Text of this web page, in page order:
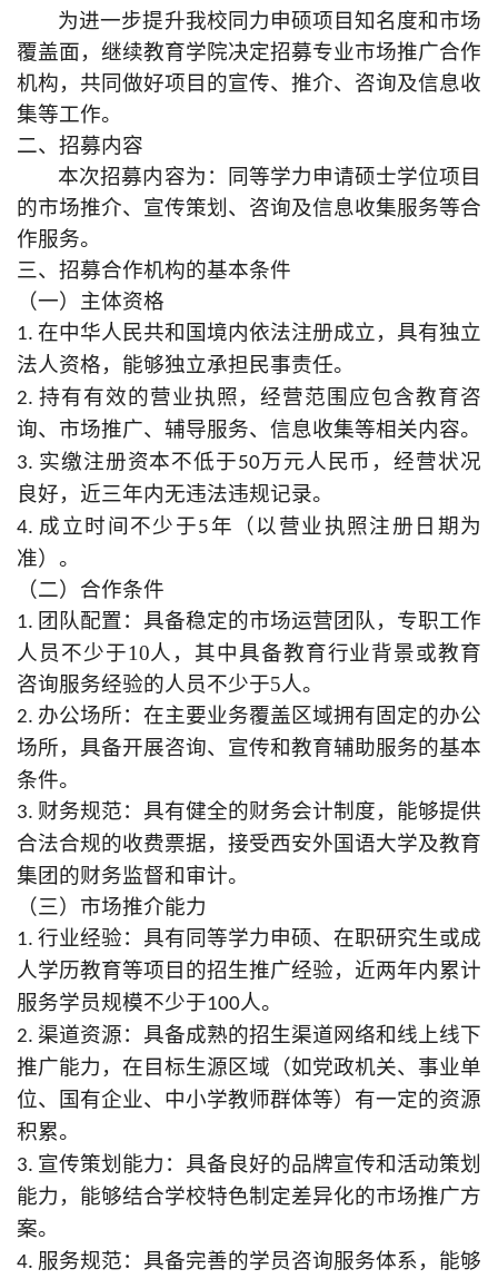
为进一步提升我校同力申硕项目知名度和市场
覆盖面， 继续教育学院决定招募专业市场推广合作
机构，共同做好项目的宣传、推介、咨询及信息收
集等工作。
二、招募内容
本次招募内容为：同等学力申请硕士学位项目
的市场推介、宣传策划、咨询及信息收集服务等合
作服务。
三、 招募合作机构的基本条件
（一）主体资格
1. 在中华人民共和国境内依法注册成立，具有独立
法人资格，能够独立承担民事责任。
2. 持有有效的营业执照，经营范围应包含教育咨
询、市场推广、 辅导服务、信息收集等相关内容。
3. 实缴注册资本不低于50万元人民币，经营状况
良好， 近三年内无违法违规记录。
4. 成立时间不少于5年（以营业执照注册日期为
准）。
（二） 合作条件
1. 团队配置：具备稳定的市场运营团队，专职工作
人员不少于10人，其中具备教育行业背景或教育
咨询服务经验的人员不少于5人。
2. 办公场所：在主要业务覆盖区域拥有固定的办公
场所，具备开展咨询、 宣传和教育辅助服务的基本
条件。
3. 财务规范：具有健全的财务会计制度，能够提供
合法合规的收费票据，接受西安外国语大学及教育
集团的财务监督和审计。
（三） 市场推介能力
1. 行业经验：具有同等学力申硕、在职研究生或成
人学历教育等项目的招生推广经验，近两年内累计
服务学员规模不少于100人。
2. 渠道资源：具备成熟的招生渠道网络和线上线下
推广能力，在目标生源区域（如党政机关、事业单
位、国有企业、中小学教师群体等）有一定的资源
积累。
3. 宣传策划能力：具备良好的品牌宣传和活动策划
能力，能够结合学校特色制定差异化的市场推广方
案。
4. 服务规范：具备完善的学员咨询服务体系，能够